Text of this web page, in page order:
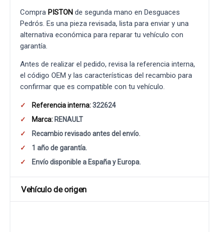
Compra PISTON de segunda mano en Desguaces
Pedrós. Es una pieza revisada, lista para enviar y una
alternativa económica para reparar tu vehículo con
garantía.
Antes de realizar el pedido, revisa la referencia interna,
el código OEM y las características del recambio para
confirmar que es compatible con tu vehículo.
Referencia interna:322624
Marca: RENAULT
Recambio revisado antes del envío.
1 año de garantía.
Envío disponible a España y Europa.
Vehículo de origen